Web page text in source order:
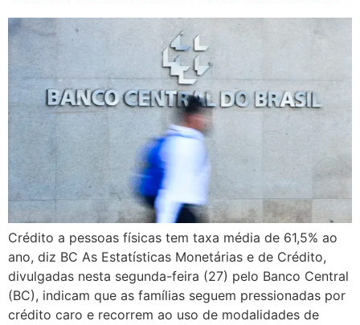
Crédito a pessoas físicas tem taxa média de 61,5% ao
ano, diz BC As Estatísticas Monetárias e de Crédito,
divulgadas nesta segunda-feira (27) pelo Banco Central
(BC), indicam que as famílias seguem pressionadas por
crédito caro e recorrem ao uso de modalidades de